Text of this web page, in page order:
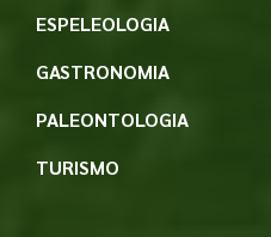
ESPELEOLOGIA
GASTRONOMIA
PALEONTOLOGIA
TURISMO